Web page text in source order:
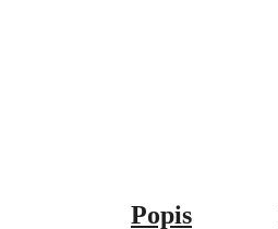
Popis